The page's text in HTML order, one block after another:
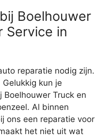
Boelhouwer
Service in
reparatie nodig zijn.
kun je
Truck en
Al binnen
ons een reparatie voor
het niet uit wat